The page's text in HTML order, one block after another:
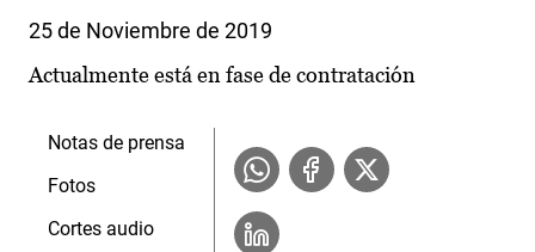
25 de Noviembre de 2019
Actualmente está en fase de contratación
Notas de prensa
Fotos
Cortes audio